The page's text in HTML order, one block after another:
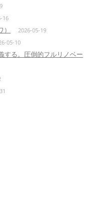
16
2026-05-19
05-10
る。圧倒的フルリノベー